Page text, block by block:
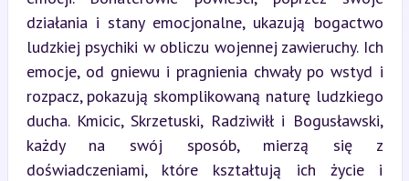
działania i stany emocjonalne, ukazują bogactwo
ludzkiej psychiki w obliczu wojennej zawieruchy. Ich
emocje, od gniewu i pragnienia chwały po wstyd i
rozpacz, pokazują skomplikowaną naturę ludzkiego
ducha. Kmicic, Skrzetuski, Radziwiłł i Bogusławski,
każdy na swój sposób, mierzą się z
doświadczeniami, które kształtują ich życie i